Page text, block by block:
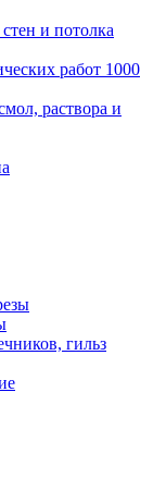
и потолка
работ 1000
раствора и
гильз